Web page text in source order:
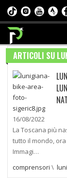
ARTICOLI SU
16/08/2022
La Toscana più
tutto il mondo,
Immagi…
comprensori \